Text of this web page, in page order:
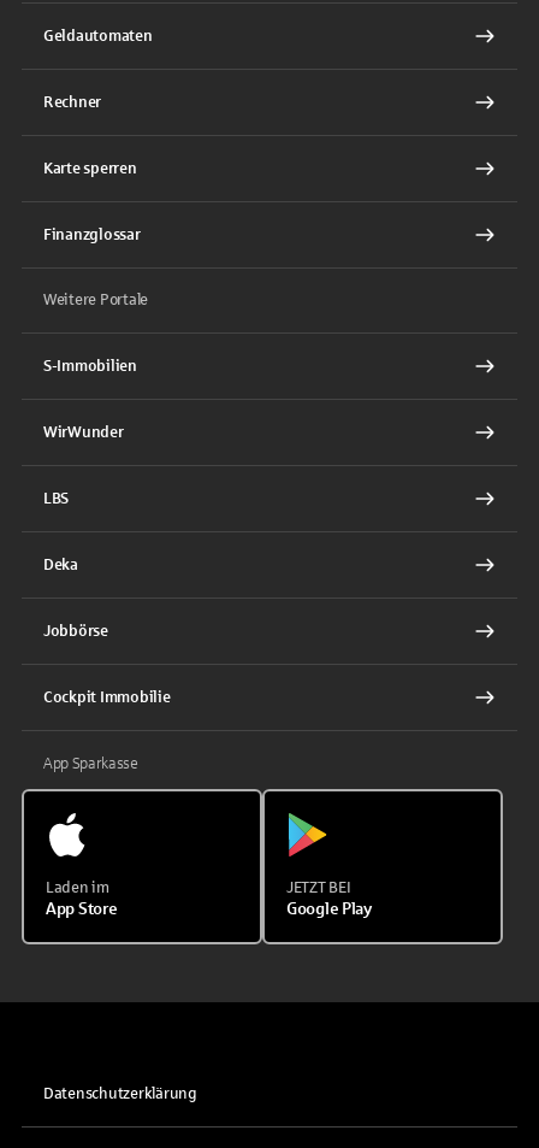
Geldautomaten
Rechner
Karte sperren
Finanzglossar
Weitere Portale
S-Immobilien
WirWunder
LBS
Deka
Jobbörse
Cockpit Immobilie
App Sparkasse
Laden im
App Store
JETZT BEI
Google Play
Datenschutzerklärung